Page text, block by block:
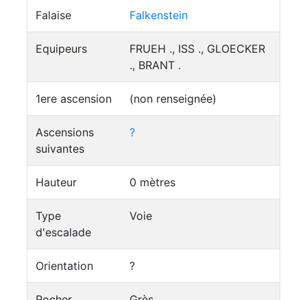
Falaise Falkenstein
Equipeurs
FRUEH ., ISS ., GLOECKER
., BRANT .
1ere ascension (non renseignée)
Ascensions
suivantes
?
Hauteur 0 mètres
Type
d'escalade
Voie
Orientation ?